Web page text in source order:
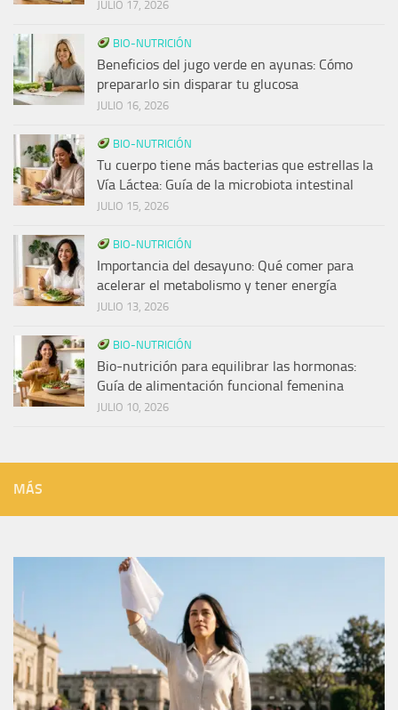
JULIO 17, 2026
BIO-NUTRICIÓN
Beneficios del jugo verde en ayunas: Cómo
prepararlo sin disparar tu glucosa
JULIO 16, 2026
BIO-NUTRICIÓN
Tu cuerpo tiene más bacterias que estrellas la
Vía Láctea: Guía de la microbiota intestinal
JULIO 15, 2026
BIO-NUTRICIÓN
Importancia del desayuno: Qué comer para
acelerar el metabolismo y tener energía
JULIO 13, 2026
BIO-NUTRICIÓN
Bio-nutrición para equilibrar las hormonas:
Guía de alimentación funcional femenina
JULIO 10, 2026
MÁS